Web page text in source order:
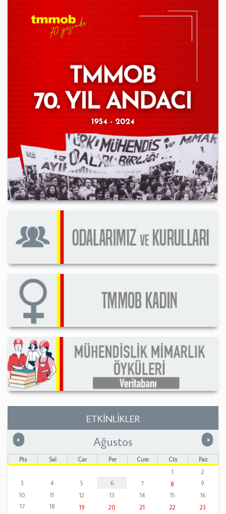
ETKİNLİKLER
« Önceki »
Ağustos
Pts Sal Çar Per Cum Cts
Paz
1
2
3
4 5 6 7 8
9
10
11 12 13 14 15
16
17
18 19 20 21 22
23